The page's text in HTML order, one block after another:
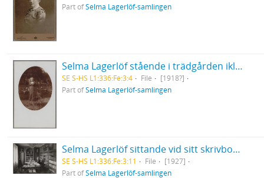
Part ofSelma Lagerlöf-samlingen
Selma Lagerlöf stående i trädgården iklädd mönstrad klänning
SE S-HS L1:336:Fe:3:4 File
[1918?]
Part ofSelma Lagerlöf-samlingen
Selma Lagerlöf sittande vid sitt skrivbord i biblioteket på Mårbacka
SE S-HS L1:336:Fe:3:11 File
[1927]
Part ofSelma Lagerlöf-samlingen